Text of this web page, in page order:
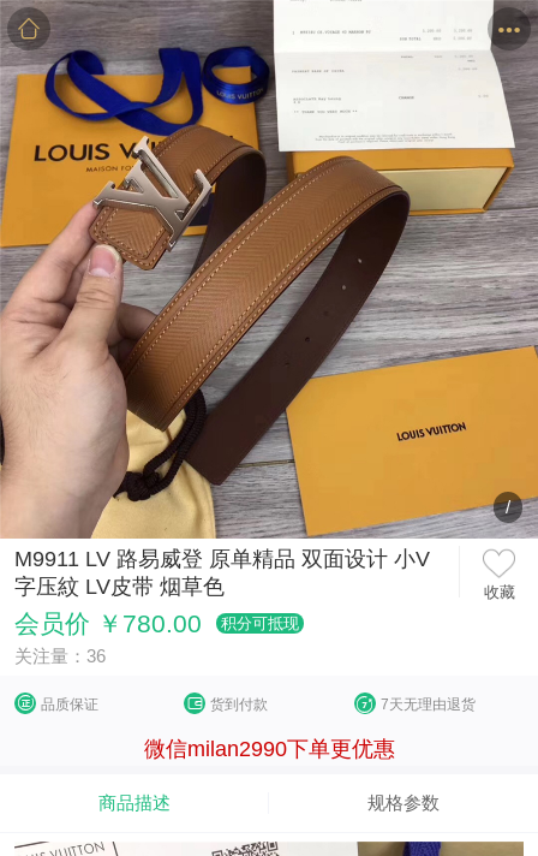
商品 详情 评价
/
M9911 LV 路易威登 原单精品 双面设计 小V
字压紋 LV皮带 烟草色
收藏
会员价 ￥780.00 积分可抵现
关注量：36
品质保证 货到付款 7天无理由退货
微信milan2990下单更优惠
商品描述 规格参数